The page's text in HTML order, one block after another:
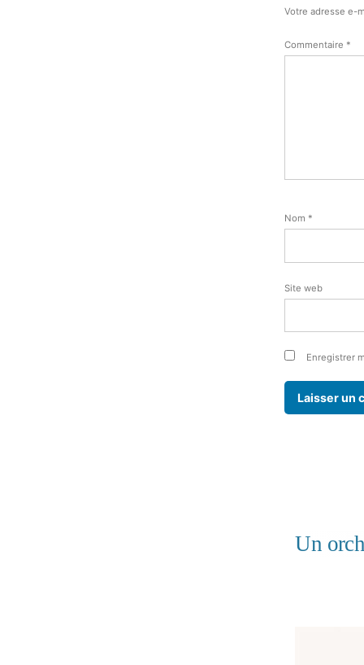
Votre adresse e-
Commentaire *
Nom *
Site web
Enregistrer
Un